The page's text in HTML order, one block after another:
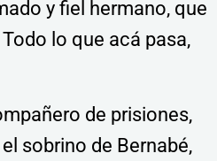
y fiel hermano, que
lo que acá pasa,
de prisiones,
sobrino de Bernabé,